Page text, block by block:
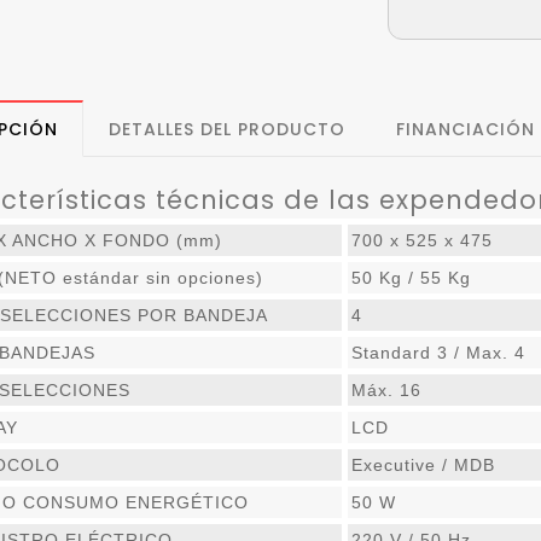
DETALLES DEL PRODUCTO FINANCIACIÓN
técnicas de las
ANCHO X FONDO (mm)
700 x 525 x 475
estándar sin opciones)
50 Kg / 55 Kg
POR BANDEJA
4
Standard 3 / Max. 4
Máx. 16
LCD
Executive / MDB
CONSUMO ENERGÉTICO
50 W